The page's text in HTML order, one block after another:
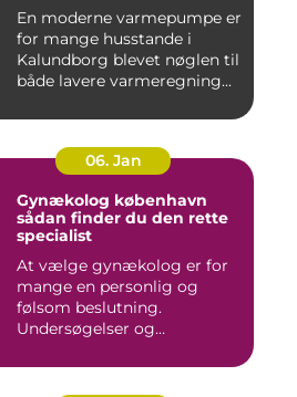
En moderne varmepumpe er
for mange husstande i
Kalundborg blevet nøglen til
både lavere varmeregning...
06. Jan
Gynækolog københavn
sådan finder du den rette
specialist
At vælge gynækolog er for
mange en personlig og
følsom beslutning.
Undersøgelser og